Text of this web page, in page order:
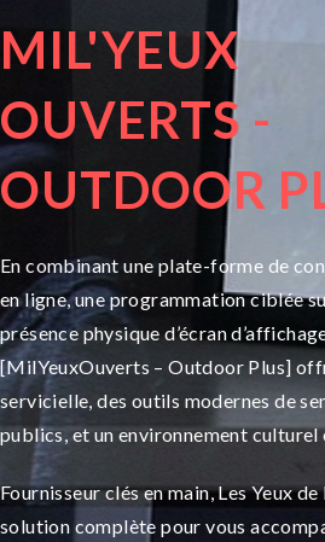
MIL'YEUX
OUVERTS -
OUTDOOR
En combinant une plate-forme de
en ligne, une programmation ciblée
présence physique d’écran
[MilYeuxOuverts – Outdoor Plus]
servicielle, des outils modernes de
publics, et un environnement
Fournisseur clés en main, Les Yeux
solution complète pour vous